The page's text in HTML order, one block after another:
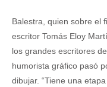
Balestra, quien sobre el
escritor Tomás Eloy
los grandes escritores
humorista gráfico pasó
dibujar. “Tiene una